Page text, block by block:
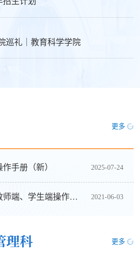
巡礼｜教育科学学院
更多
手册（新） 2025-07-24
端、学生端操作手册 2021-06-03
理科 更多